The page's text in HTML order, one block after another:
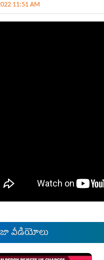
11:51 AM
వీడియోలు